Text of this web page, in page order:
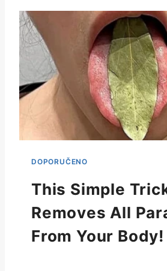
This Simple
Removes All
From Your Body!